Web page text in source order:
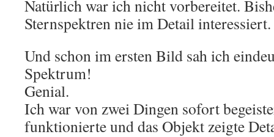
Natürlich war ich nicht vorbereitet.
Sternspektren nie im Detail interessiert.
Und schon im ersten Bild sah ich
Spektrum!
Genial.
Ich war von zwei Dingen sofort
funktionierte und das Objekt zeigte